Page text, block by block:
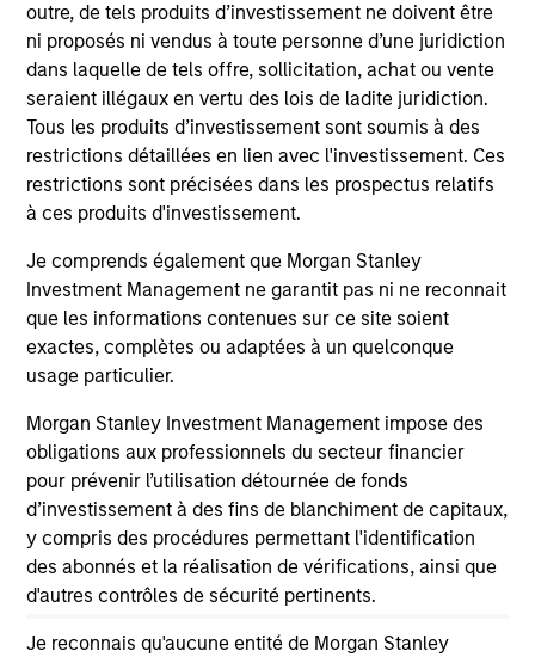
outre, de tels produits d’investissement ne doivent être
ni proposés ni vendus à toute personne d’une juridiction
dans laquelle de tels offre, sollicitation, achat ou vente
seraient illégaux en vertu des lois de ladite juridiction.
Tous les produits d’investissement sont soumis à des
restrictions détaillées en lien avec l'investissement. Ces
restrictions sont précisées dans les prospectus relatifs
à ces produits d'investissement.
Je comprends également que Morgan Stanley
Investment Management ne garantit pas ni ne reconnait
que les informations contenues sur ce site soient
exactes, complètes ou adaptées à un quelconque
usage particulier.
Morgan Stanley Investment Management impose des
obligations aux professionnels du secteur financier
pour prévenir l’utilisation détournée de fonds
d’investissement à des fins de blanchiment de capitaux,
y compris des procédures permettant l'identification
des abonnés et la réalisation de vérifications, ainsi que
d'autres contrôles de sécurité pertinents.
Je reconnais qu'aucune entité de Morgan Stanley
As of July 25, 2025. The above is provided for informational
and educational purposes only. There is no guarantee that
the investment mentioned resulted in positive performance
(for realized holdings), or will perform well in the future (for
current holdings). The trademarks and service marks above
are the property of their respective owners. The information
on this website has not been authorized, sponsored, or
otherwise approved by such owners. By clicking on any
links shown here, you agree that you are navigating to a
only as a convenience and the inclusion of any hyperlink is
not and does not imply any endorsement, approval,
investigation, verification or monitoring by us of any
information contained in any hyperlinked site. In no event
shall we be responsible for the information contained on
the site or your use of such site.